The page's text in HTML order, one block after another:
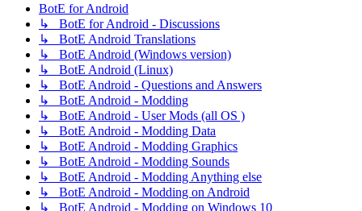
BotE for Android
↳ BotE for Android - Discussions
↳ BotE Android Translations
↳ BotE Android (Windows version)
↳ BotE Android (Linux)
↳ BotE Android - Questions and Answers
↳ BotE Android - Modding
↳ BotE Android - User Mods (all OS )
↳ BotE Android - Modding Data
↳ BotE Android - Modding Graphics
↳ BotE Android - Modding Sounds
↳ BotE Android - Modding Anything else
↳ BotE Android - Modding on Android
↳ BotE Android - Modding on Windows 10